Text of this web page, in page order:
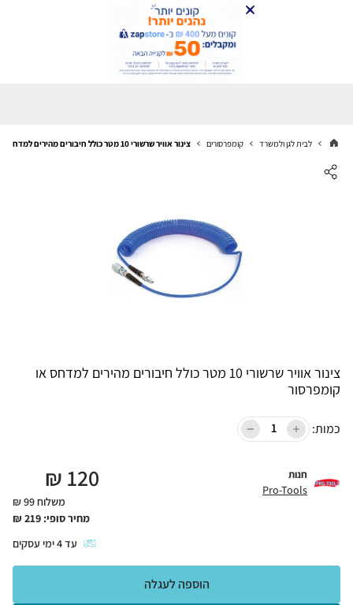
לבית לגן ולמשרד קומפרסורים צינור אוויר שרשורי 10 מטר כולל חיבורים מהירים למדחס או קומפרסור
צינור אוויר שרשורי 10 מטר כולל חיבורים מהירים למדחס או
קומפרסור
כמות:
חנות
Pro-Tools
120
₪
משלוח 99 ₪
מחיר סופי: 219
₪
עד4ימי עסקים
הוספה לעגלה